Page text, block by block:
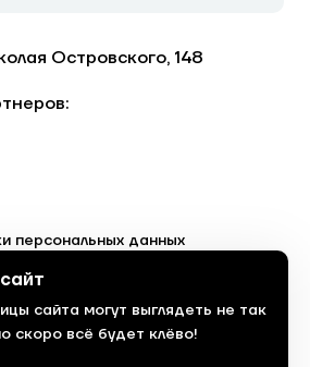
Островского, 148
персональных данных
сеть «Колесо»
сайта могут выглядеть не так
скоро всё будет клёво!